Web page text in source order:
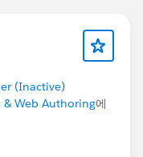
(Inactive)
& Web Authoring에